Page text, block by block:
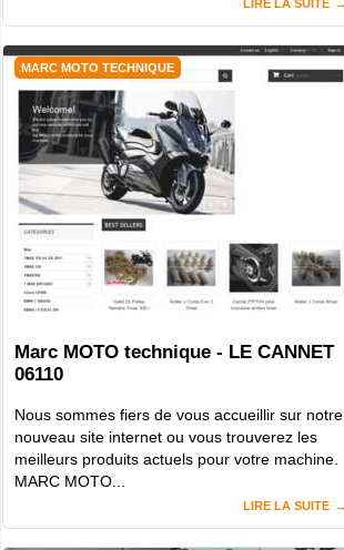
LIRE LA SUITE
MARC MOTO TECHNIQUE
Marc MOTO technique - LE CANNET
06110
Nous sommes fiers de vous accueillir sur notre
nouveau site internet ou vous trouverez les
meilleurs produits actuels pour votre machine.
MARC MOTO...
LIRE LA SUITE